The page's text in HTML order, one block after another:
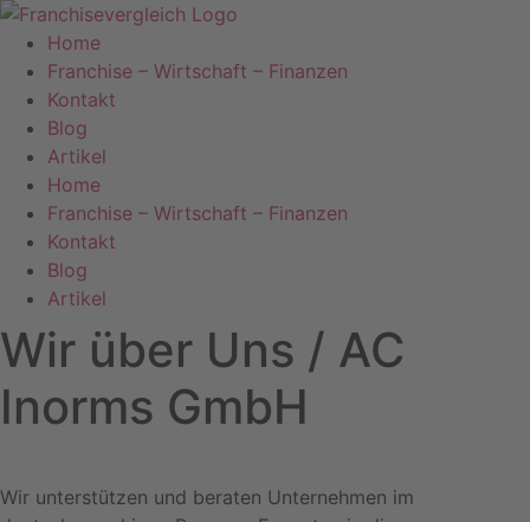
Zum
Inhalt
springen
Home
Franchise – Wirtschaft – Finanzen
Kontakt
Blog
Artikel
Home
Franchise – Wirtschaft – Finanzen
Kontakt
Blog
Artikel
Wir über Uns / AC
Inorms GmbH
Wir unterstützen und beraten Unternehmen im